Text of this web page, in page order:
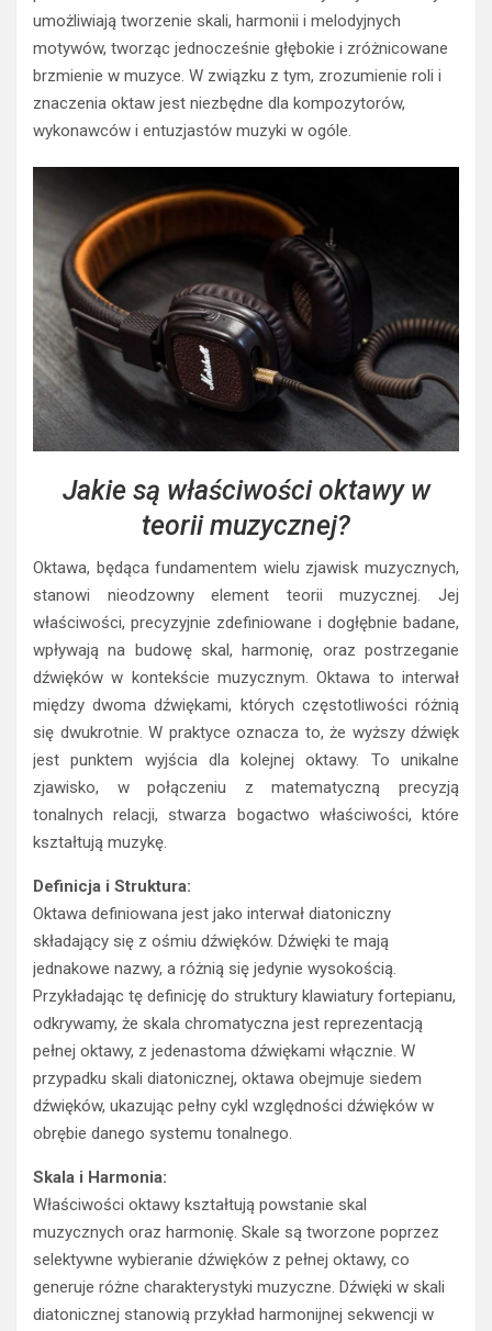
umożliwiają tworzenie skali, harmonii i melodyjnych
motywów, tworząc jednocześnie głębokie i zróżnicowane
brzmienie w muzyce. W związku z tym, zrozumienie roli i
znaczenia oktaw jest niezbędne dla kompozytorów,
wykonawców i entuzjastów muzyki w ogóle.
Jakie są właściwości oktawy w
teorii muzycznej?
Oktawa, będąca fundamentem wielu zjawisk muzycznych,
stanowi nieodzowny element teorii muzycznej. Jej
właściwości, precyzyjnie zdefiniowane i dogłębnie badane,
wpływają na budowę skal, harmonię, oraz postrzeganie
dźwięków w kontekście muzycznym. Oktawa to interwał
między dwoma dźwiękami, których częstotliwości różnią
się dwukrotnie. W praktyce oznacza to, że wyższy dźwięk
jest punktem wyjścia dla kolejnej oktawy. To unikalne
zjawisko, w połączeniu z matematyczną precyzją
tonalnych relacji, stwarza bogactwo właściwości, które
kształtują muzykę.
Definicja i Struktura:
Oktawa definiowana jest jako interwał diatoniczny
składający się z ośmiu dźwięków. Dźwięki te mają
jednakowe nazwy, a różnią się jedynie wysokością.
Przykładając tę definicję do struktury klawiatury fortepianu,
odkrywamy, że skala chromatyczna jest reprezentacją
pełnej oktawy, z jedenastoma dźwiękami włącznie. W
przypadku skali diatonicznej, oktawa obejmuje siedem
dźwięków, ukazując pełny cykl względności dźwięków w
obrębie danego systemu tonalnego.
Skala i Harmonia:
Właściwości oktawy kształtują powstanie skal
muzycznych oraz harmonię. Skale są tworzone poprzez
selektywne wybieranie dźwięków z pełnej oktawy, co
generuje różne charakterystyki muzyczne. Dźwięki w skali
diatonicznej stanowią przykład harmonijnej sekwencji w